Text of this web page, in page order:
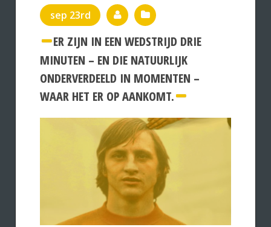
sep 23rd
ER ZIJN IN EEN WEDSTRIJD DRIE
MINUTEN – EN DIE NATUURLIJK
ONDERVERDEELD IN MOMENTEN –
WAAR HET ER OP AANKOMT.